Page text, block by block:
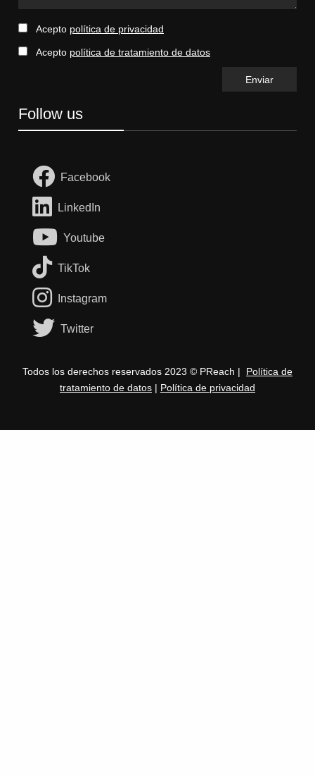
Acepto política de privacidad
Acepto política de tratamiento de datos
Follow us
Facebook
LinkedIn
Youtube
TikTok
Instagram
Twitter
Todos los derechos reservados 2023 © PReach | Política de
tratamiento de datos | Política de privacidad